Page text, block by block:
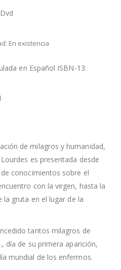
En existencia
en Español ISBN-13:
de milagros y humanidad,
es presentada desde
conocimientos sobre el
con la virgen, hasta la
gruta en el lugar de la
tantos milagros de
día de su primera aparición,
mundial de los enfermos.